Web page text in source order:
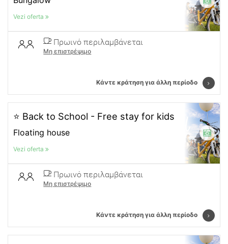
Vezi oferta
Πρωινό περιλαμβάνεται
Μη επιστρέψιμο
Κάντε κράτηση για άλλη περίοδο
⭐ Back to School - Free stay for kids
Floating house
Vezi oferta
Πρωινό περιλαμβάνεται
Μη επιστρέψιμο
Κάντε κράτηση για άλλη περίοδο